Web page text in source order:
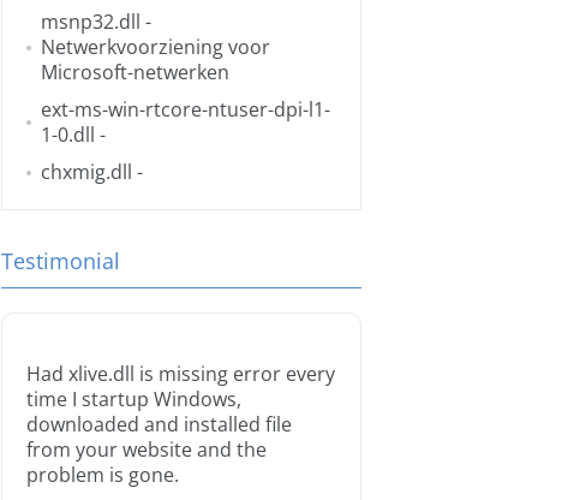
msnp32.dll -
Netwerkvoorziening voor
Microsoft-netwerken
ext-ms-win-rtcore-ntuser-dpi-l1-
1-0.dll -
chxmig.dll -
Testimonial
Had xlive.dll is missing error every
time I startup Windows,
downloaded and installed file
from your website and the
problem is gone.